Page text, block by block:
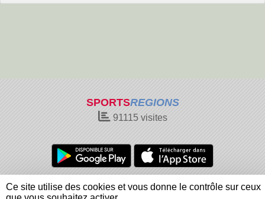
SPORTSREGIONS
91115visites
Charte cookies
Gestion des cookies
Informations légales
Signaler un contenu inapproprié
Ce site utilise des cookies et vous donne le contrôle sur ceux